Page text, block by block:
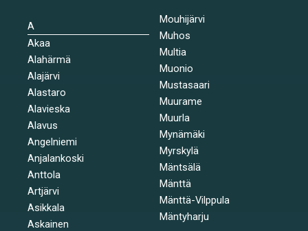
A
Akaa
Alahärmä
Alajärvi
Alastaro
Alavieska
Alavus
Angelniemi
Anjalankoski
Anttola
Artjärvi
Asikkala
Askainen
Mouhijärvi
Muhos
Multia
Muonio
Mustasaari
Muurame
Muurla
Mynämäki
Myrskylä
Mäntsälä
Mänttä
Mänttä-Vilppula
Mäntyharju